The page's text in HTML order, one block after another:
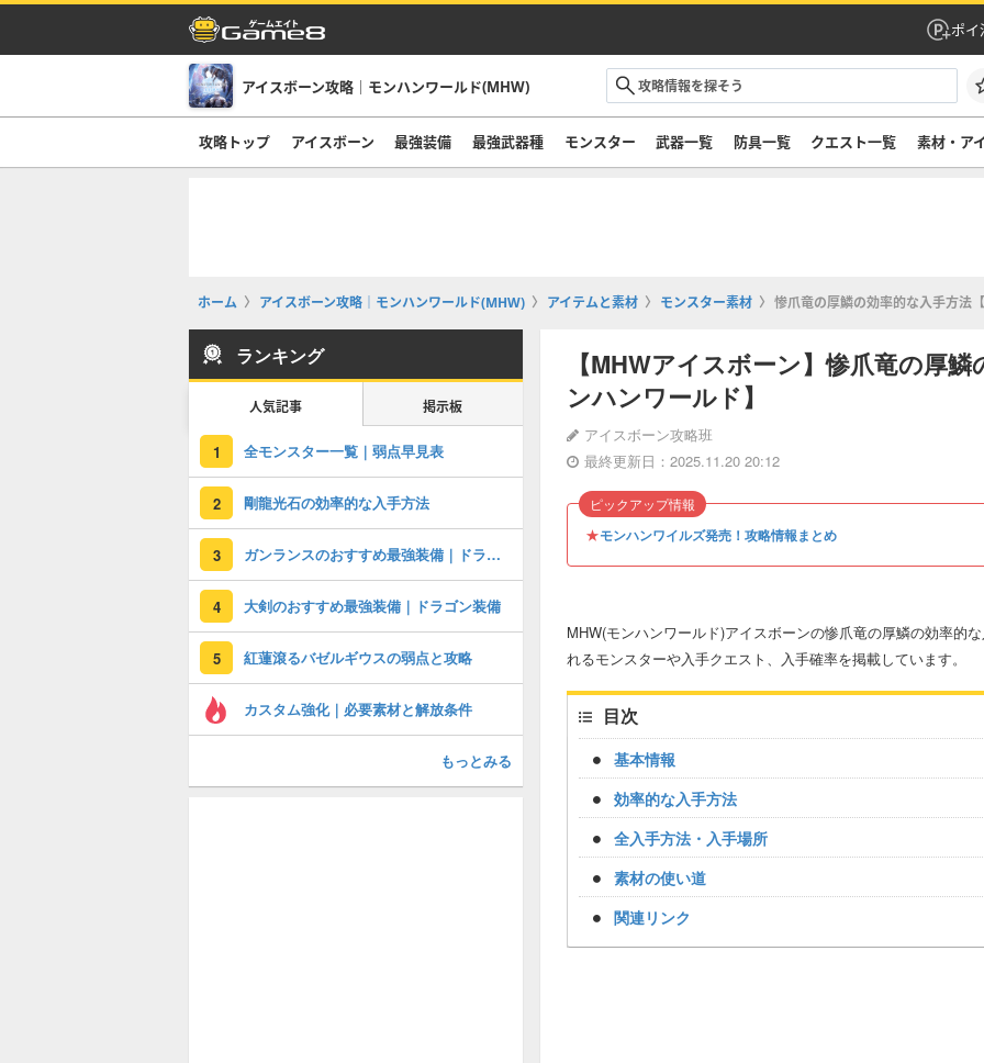
ポイ
アイスボーン攻略｜モンハンワールド(MHW)
攻略トップ アイスボーン 最強装備 最強武器種 モンスター 武器一覧 防具一覧 クエスト一覧 素材・ア
ホーム アイスボーン攻略｜モンハンワールド(MHW) アイテムと素材 モンスター素材 惨爪竜の厚鱗の効率的な入手方法
【MHWアイスボーン】惨爪竜の厚
ンハンワールド】
アイスボーン攻略班
最終更新日：2025.11.20 20:12
★モンハンワイルズ発売！攻略情報まとめ
ピックアップ情報
MHW(モンハンワールド)アイスボーンの惨爪竜の厚鱗の効率的
れるモンスターや入手クエスト、入手確率を掲載しています。
目次
基本情報
効率的な入手方法
全入手方法・入手場所
素材の使い道
関連リンク
ランキング
人気記事 掲示板
1 全モンスター一覧｜弱点早見表
2 剛龍光石の効率的な入手方法
3 ガンランスのおすすめ最強装備｜ドラゴン装備
4 大剣のおすすめ最強装備｜ドラゴン装備
5 紅蓮滾るバゼルギウスの弱点と攻略
カスタム強化｜必要素材と解放条件
もっとみる